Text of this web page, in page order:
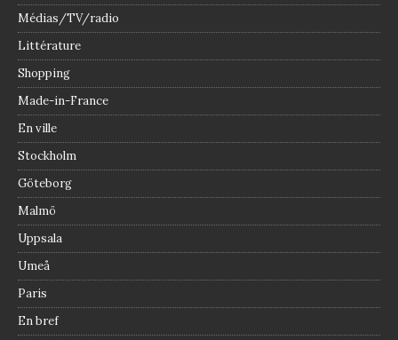
Médias/TV/radio
Littérature
Shopping
Made-in-France
En ville
Stockholm
Göteborg
Malmö
Uppsala
Umeå
Paris
En bref